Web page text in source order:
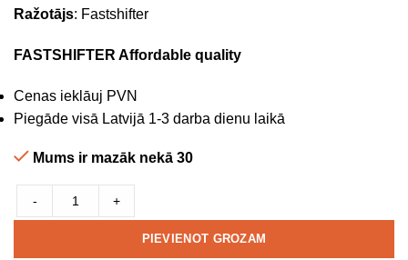
Ražotājs: Fastshifter
FASTSHIFTER Affordable quality
Cenas ieklāuj PVN
Piegāde visā Latvijā 1-3 darba dienu laikā
Mums ir mazāk nekā 30
- +
PIEVIENOT GROZAM